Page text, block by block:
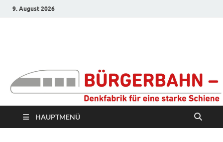
9. August 2026
Denkfabrik für eine
starke Schiene
HAUPTMENÜ